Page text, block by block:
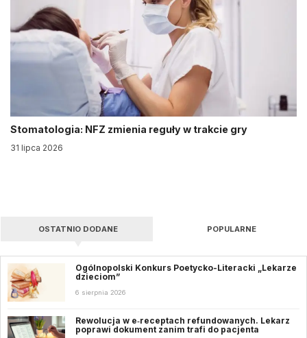
Stomatologia: NFZ zmienia reguły w trakcie gry
31 lipca 2026
OSTATNIO DODANE POPULARNE
Ogólnopolski Konkurs Poetycko-Literacki „Lekarze
dzieciom”
6 sierpnia 2026
Rewolucja w e‑receptach refundowanych. Lekarz
poprawi dokument zanim trafi do pacjenta